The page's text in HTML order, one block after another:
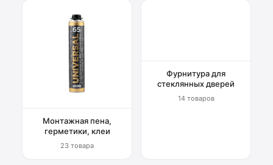
Монтажная пена,
герметики, клеи
23 товара
Фурнитура для
стеклянных дверей
14 товаров